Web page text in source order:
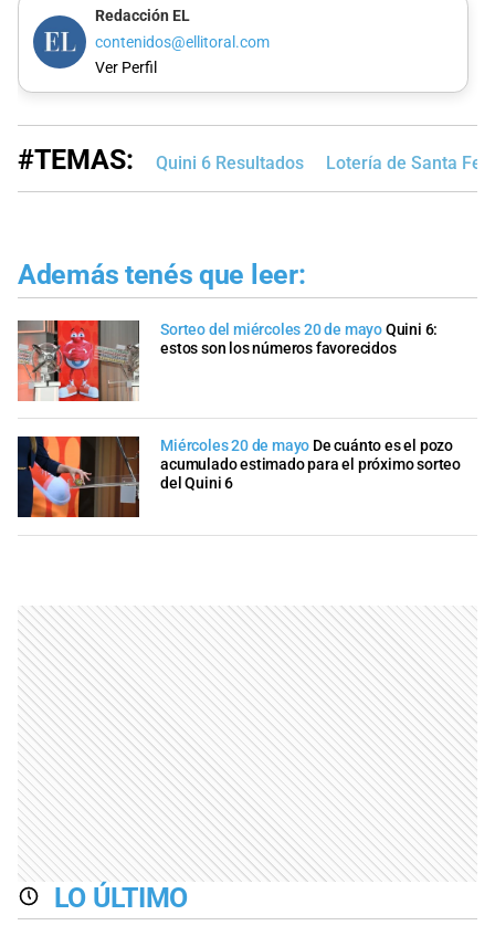
Redacción EL
contenidos@ellitoral.com
Ver Perfil
#TEMAS: Quini 6 Resultados Lotería de Santa Fe
Además tenés que leer:
Sorteo del miércoles 20 de mayoQuini 6:
estos son los números favorecidos
Miércoles 20 de mayo De cuánto es el pozo
acumulado estimado para el próximo sorteo
del Quini 6
LO ÚLTIMO